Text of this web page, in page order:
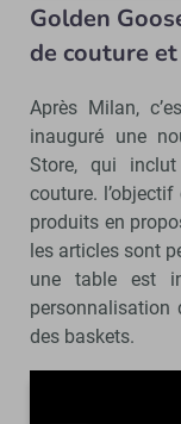
Golden
de couture
Après Milan,
inauguré une
Store, qui
couture.
produits en
les articles sont
une table est
personnalisation
des baskets.